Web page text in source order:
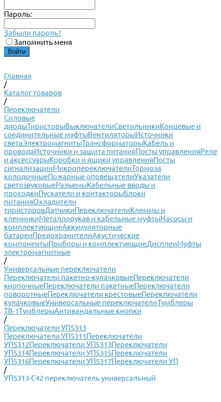
Пароль:
Забыли пароль?
Запомнить меня
Главная
/
Каталог товаров
/
Переключатели
Силовые
диодыТиристорыВыключателиСветильникиКонцевые и
соединительные муфтыВентиляторыИсточники
светаЭлектромагнитыТрансформаторыКабель и
проводаИсточники и защита питанияПосты управленияРеле
и аксессуарыКоробки и ящики управленияПосты
сигнализацииМикропереключателиТормоза
колодочныеПожарные оповещателиУказатели
светозвуковыеРазъемыКабельные вводы и
проходкиПускатели и контакторыБлоки
питанияОхладители
тиристоровДатчикиПереключателиКлеммы и
клемникиМеталлорукав и кабельные муфтыНасосы и
комплектующиеАккумуляторные
батареиПредохранителиАкустические
компонентыПриборы и комплектующиеДисплеиМуфты
электромагнитные
/
Универсальные переключатели
Переключатели пакетно-кулачковыеПереключатели
кнопочныеПереключатели пакетныеПереключатели
поворотныеПереключатели крестовыеПереключатели
кулачковыеУниверсальные переключателиТумблеры
ТВ-1ТумблерыАнтивандальные кнопки
/
Переключатели УП5313
Переключатели УП5311Переключатели
УП5312Переключатели УП5313Переключатели
УП5314Переключатели УП5315Переключатели
УП5316Переключатели УП5317Переключатели УП
/
УП5313-С42 переключатель универсальный